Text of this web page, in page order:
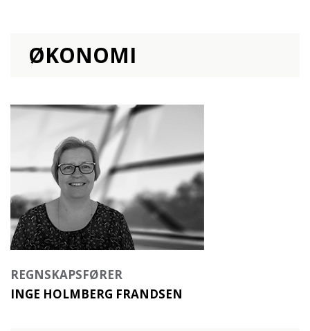
ØKONOMI
REGNSKAPSFØRER
INGE HOLMBERG FRANDSEN